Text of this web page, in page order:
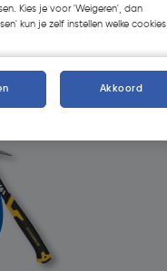
Kies je voor 'Weigeren', dan
kun je zelf instellen welke cookies
Akkoord